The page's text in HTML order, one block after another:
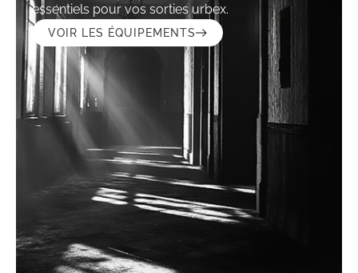
essentiels pour vos sorties urbex.
VOIR LES ÉQUIPEMENTS